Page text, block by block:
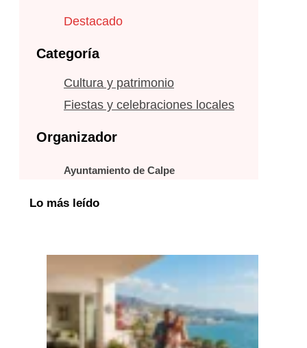
Destacado
Categoría
Cultura y patrimonio
Fiestas y celebraciones locales
Organizador
Ayuntamiento de Calpe
Lo más leído